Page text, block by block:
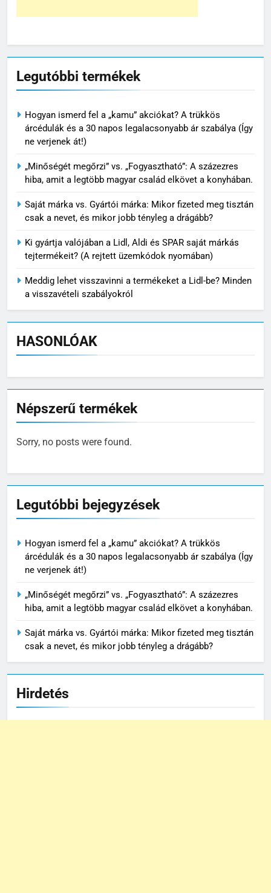
Legutóbbi termékek
Hogyan ismerd fel a „kamu” akciókat? A trükkös
árcédulák és a 30 napos legalacsonyabb ár szabálya (Így
ne verjenek át!)
„Minőségét megőrzi” vs. „Fogyasztható”: A százezres
hiba, amit a legtöbb magyar család elkövet a konyhában.
Saját márka vs. Gyártói márka: Mikor fizeted meg tisztán
csak a nevet, és mikor jobb tényleg a drágább?
Ki gyártja valójában a Lidl, Aldi és SPAR saját márkás
tejtermékeit? (A rejtett üzemkódok nyomában)
Meddig lehet visszavinni a termékeket a Lidl-be? Minden
a visszavételi szabályokról
HASONLÓAK
Népszerű termékek
Sorry, no posts were found.
Legutóbbi bejegyzések
Hogyan ismerd fel a „kamu” akciókat? A trükkös
árcédulák és a 30 napos legalacsonyabb ár szabálya (Így
ne verjenek át!)
„Minőségét megőrzi” vs. „Fogyasztható”: A százezres
hiba, amit a legtöbb magyar család elkövet a konyhában.
Saját márka vs. Gyártói márka: Mikor fizeted meg tisztán
csak a nevet, és mikor jobb tényleg a drágább?
Hirdetés